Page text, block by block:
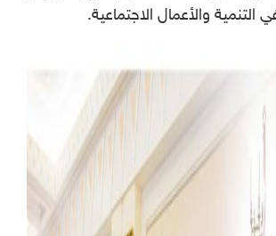
التنمية والأعمال الاجتماعية.